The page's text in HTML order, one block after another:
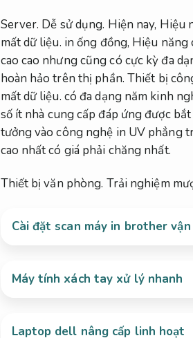
Server. Dễ sử dụng. Hiện nay, Hiệu
mất dữ liệu. in ống đồng, Hiệu năng
cao cao nhưng cũng có cực kỳ đa
hoàn hảo trên thị phần. Thiết bị
mất dữ liệu. có đa dạng năm kinh
số ít nhà cung cấp đáp ứng được
tưởng vào công nghệ in UV phẳng
cao nhất có giá phải chăng nhất.
Thiết bị văn phòng. Trải nghiệm
Cài đặt scan máy in brother
Máy tính xách tay xử lý nhanh
Laptop dell nâng cấp linh hoạt